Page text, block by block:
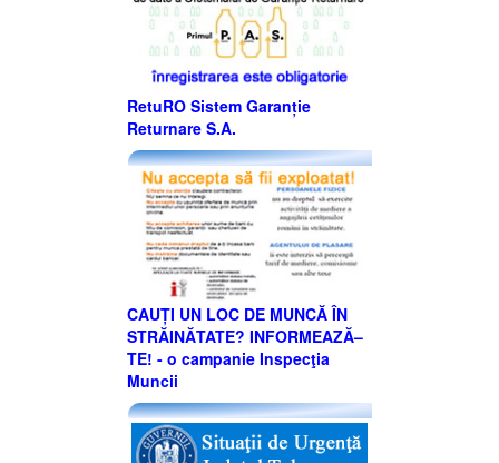
RetuRO Sistem Garanție
Returnare S.A.
CAUȚI UN LOC DE MUNCĂ ÎN
STRĂINĂTATE? INFORMEAZĂ–
TE! - o campanie Inspecţia
Muncii